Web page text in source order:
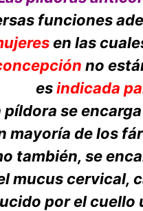
funciones
en las
no
esindicada
píldora se
mayoría de los
también, se
mucus cervical,
por el cuello